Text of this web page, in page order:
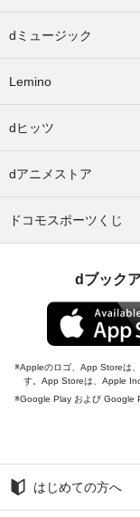
dミュージック
Lemino
dヒッツ
dアニメストア
ドコモスポーツくじ
dブック
Appleのロゴ、App Storeは
す。App Storeは、Apple
Google Play および Google
はじめての方へ